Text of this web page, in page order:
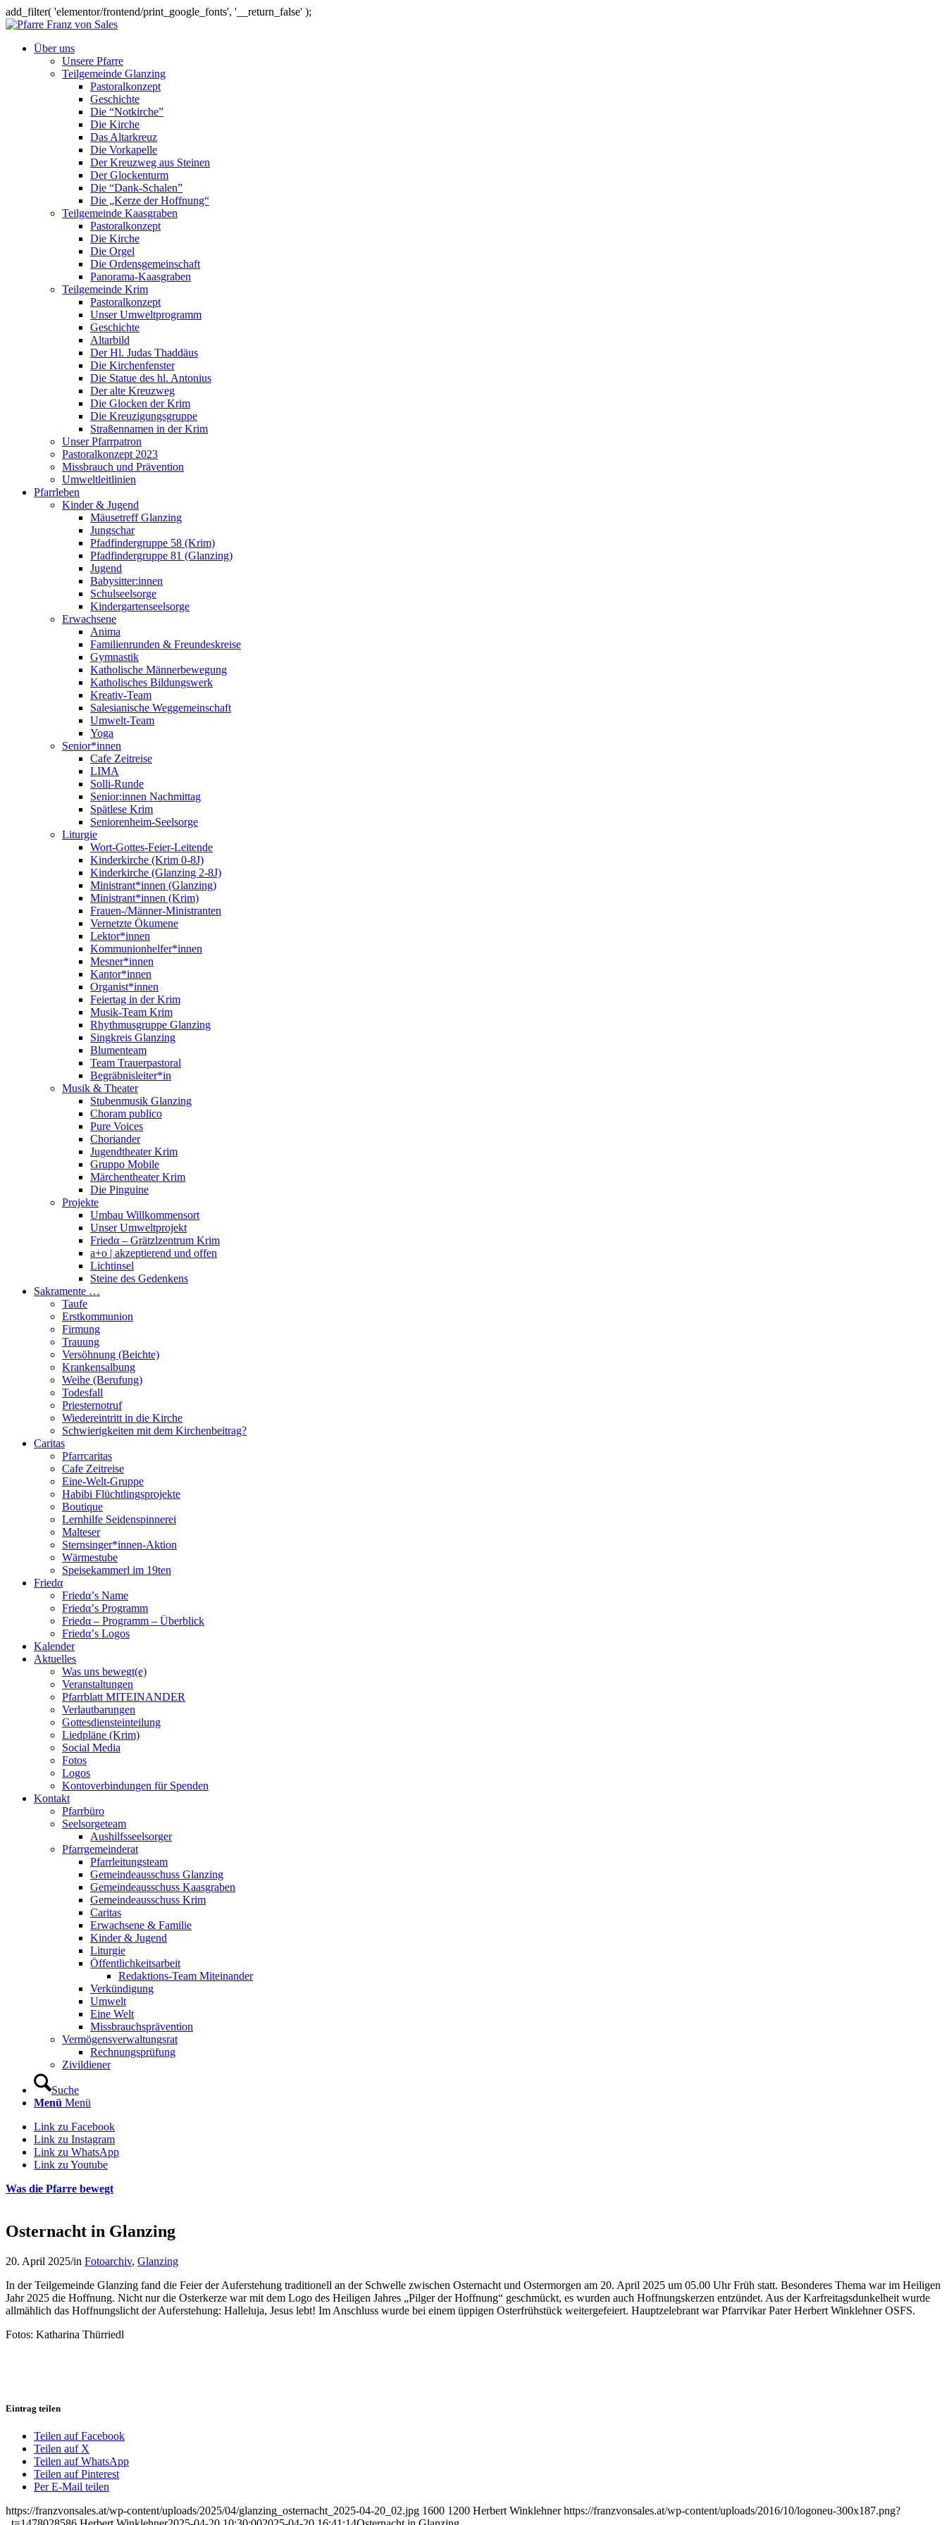
add_filter( 'elementor/frontend/print_google_fonts', '__return_false' );
Über uns
Unsere Pfarre
Teilgemeinde Glanzing
Pastoralkonzept
Geschichte
Die “Notkirche”
Die Kirche
Das Altarkreuz
Die Vorkapelle
Der Kreuzweg aus Steinen
Der Glockenturm
Die “Dank-Schalen”
Die „Kerze der Hoffnung“
Teilgemeinde Kaasgraben
Pastoralkonzept
Die Kirche
Die Orgel
Die Ordensgemeinschaft
Panorama-Kaasgraben
Teilgemeinde Krim
Pastoralkonzept
Unser Umweltprogramm
Geschichte
Altarbild
Der Hl. Judas Thaddäus
Die Kirchenfenster
Die Statue des hl. Antonius
Der alte Kreuzweg
Die Glocken der Krim
Die Kreuzigungsgruppe
Straßennamen in der Krim
Unser Pfarrpatron
Pastoralkonzept 2023
Missbrauch und Prävention
Umweltleitlinien
Pfarrleben
Kinder & Jugend
Mäusetreff Glanzing
Jungschar
Pfadfindergruppe 58 (Krim)
Pfadfindergruppe 81 (Glanzing)
Jugend
Babysitter:innen
Schulseelsorge
Kindergartenseelsorge
Erwachsene
Anima
Familienrunden & Freundeskreise
Gymnastik
Katholische Männerbewegung
Katholisches Bildungswerk
Kreativ-Team
Salesianische Weggemeinschaft
Umwelt-Team
Yoga
Senior*innen
Cafe Zeitreise
LIMA
Solli-Runde
Senior:innen Nachmittag
Spätlese Krim
Seniorenheim-Seelsorge
Liturgie
Wort-Gottes-Feier-Leitende
Kinderkirche (Krim 0-8J)
Kinderkirche (Glanzing 2-8J)
Ministrant*innen (Glanzing)
Ministrant*innen (Krim)
Frauen-/Männer-Ministranten
Vernetzte Ökumene
Lektor*innen
Kommunionhelfer*innen
Mesner*innen
Kantor*innen
Organist*innen
Feiertag in der Krim
Musik-Team Krim
Rhythmusgruppe Glanzing
Singkreis Glanzing
Blumenteam
Team Trauerpastoral
Begräbnisleiter*in
Musik & Theater
Stubenmusik Glanzing
Choram publico
Pure Voices
Choriander
Jugendtheater Krim
Gruppo Mobile
Märchentheater Krim
Die Pinguine
Projekte
Umbau Willkommensort
Unser Umweltprojekt
Friedα – Grätzlzentrum Krim
a+o | akzeptierend und offen
Lichtinsel
Steine des Gedenkens
Sakramente …
Taufe
Erstkommunion
Firmung
Trauung
Versöhnung (Beichte)
Krankensalbung
Weihe (Berufung)
Todesfall
Priesternotruf
Wiedereintritt in die Kirche
Schwierigkeiten mit dem Kirchenbeitrag?
Caritas
Pfarrcaritas
Cafe Zeitreise
Eine-Welt-Gruppe
Habibi Flüchtlingsprojekte
Boutique
Lernhilfe Seidenspinnerei
Malteser
Sternsinger*innen-Aktion
Wärmestube
Speisekammerl im 19ten
Friedα
Friedα’s Name
Friedα’s Programm
Friedα – Programm – Überblick
Friedα’s Logos
Kalender
Aktuelles
Was uns bewegt(e)
Veranstaltungen
Pfarrblatt MITEINANDER
Verlautbarungen
Gottesdiensteinteilung
Liedpläne (Krim)
Social Media
Fotos
Logos
Kontoverbindungen für Spenden
Kontakt
Pfarrbüro
Seelsorgeteam
Aushilfsseelsorger
Pfarrgemeinderat
Pfarrleitungsteam
Gemeindeausschuss Glanzing
Gemeindeausschuss Kaasgraben
Gemeindeausschuss Krim
Caritas
Erwachsene & Familie
Kinder & Jugend
Liturgie
Öffentlichkeitsarbeit
Redaktions-Team Miteinander
Verkündigung
Umwelt
Eine Welt
Missbrauchsprävention
Vermögensverwaltungsrat
Rechnungsprüfung
Zivildiener
Suche
Menü Menü
Link zu Facebook
Link zu Instagram
Link zu WhatsApp
Link zu Youtube
Was die Pfarre bewegt
Osternacht in Glanzing
20. April 2025/in Fotoarchiv, Glanzing
In der Teilgemeinde Glanzing fand die Feier der Auferstehung traditionell an der Schwelle zwischen Osternacht und Ostermorgen am 20. April 2025 um 05.00 Uhr Früh statt. Besonderes Thema war im Heiligen
Jahr 2025 die Hoffnung. Nicht nur die Osterkerze war mit dem Logo des Heiligen Jahres „Pilger der Hoffnung“ geschmückt, es wurden auch Hoffnungskerzen entzündet. Aus der Karfreitagsdunkelheit wurde
allmählich das Hoffnungslicht der Auferstehung: Halleluja, Jesus lebt! Im Anschluss wurde bei einem üppigen Osterfrühstück weitergefeiert. Hauptzelebrant war Pfarrvikar Pater Herbert Winklehner OSFS.
Fotos: Katharina Thürriedl
Eintrag teilen
Teilen auf Facebook
Teilen auf X
Teilen auf WhatsApp
Teilen auf Pinterest
Per E-Mail teilen
https://franzvonsales.at/wp-content/uploads/2025/04/glanzing_osternacht_2025-04-20_02.jpg 1600 1200 Herbert Winklehner https://franzvonsales.at/wp-content/uploads/2016/10/logoneu-300x187.png?